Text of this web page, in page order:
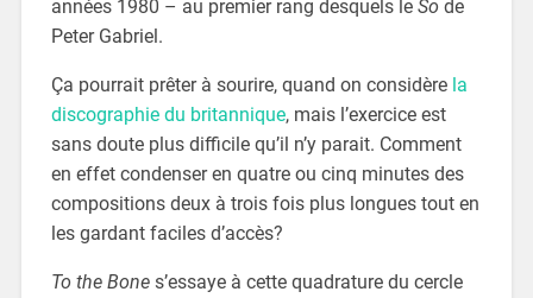
années 1980 – au premier rang desquels le So de
Peter Gabriel.
Ça pourrait prêter à sourire, quand on considère la
discographie du britannique, mais l’exercice est
sans doute plus difficile qu’il n’y parait. Comment
en effet condenser en quatre ou cinq minutes des
compositions deux à trois fois plus longues tout en
les gardant faciles d’accès?
To the Bones’essaye à cette quadrature du cercle